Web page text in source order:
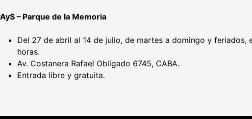
– Parque de la Memoria
Del 27 de abril al 14 de julio, de martes a domingo y feriados,
horas.
Av. Costanera Rafael Obligado 6745, CABA.
Entrada libre y gratuita.